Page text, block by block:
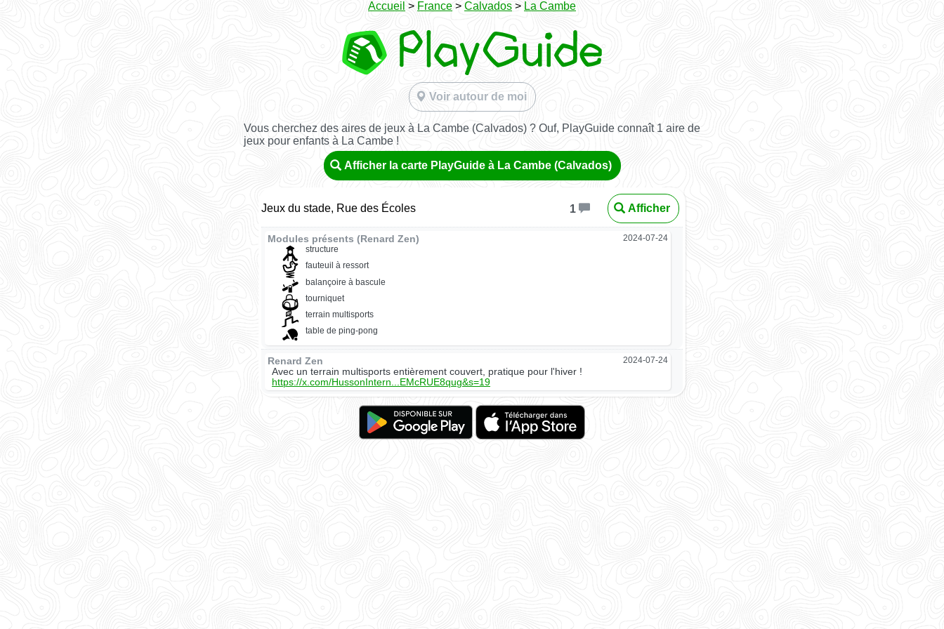
Accueil > France > Calvados > La Cambe
Voir autour de moi
Vous cherchez des aires de jeux à La Cambe (Calvados) ? Ouf, PlayGuide connaît 1 aire de
jeux pour enfants à La Cambe !
Afficher la carte PlayGuide à La Cambe (Calvados)
Jeux du stade, Rue des Écoles 1 Afficher
Modules présents (Renard Zen) 2024-07-24
structure
fauteuil à ressort
balançoire à bascule
tourniquet
terrain multisports
table de ping-pong
Renard Zen 2024-07-24
Avec un terrain multisports entièrement couvert, pratique pour l'hiver !
https://x.com/HussonIntern...EMcRUE8qug&s=19